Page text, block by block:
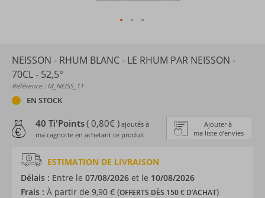
NEISSON - RHUM BLANC - LE RHUM PAR NEISSON -
70CL - 52,5°
Référence : M_NEISS_11
EN STOCK
Ajouter à
ma liste d’envies
40 Ti'Points( 0,80€ ) ajoutés à
ma cagnotte en achetant ce produit
ESTIMATION DE LIVRAISON
Délais : Entre le 07/08/2026 et le 10/08/2026
Frais : À partir de 9,90 € (OFFERTS DÈS 150 € D’ACHAT)